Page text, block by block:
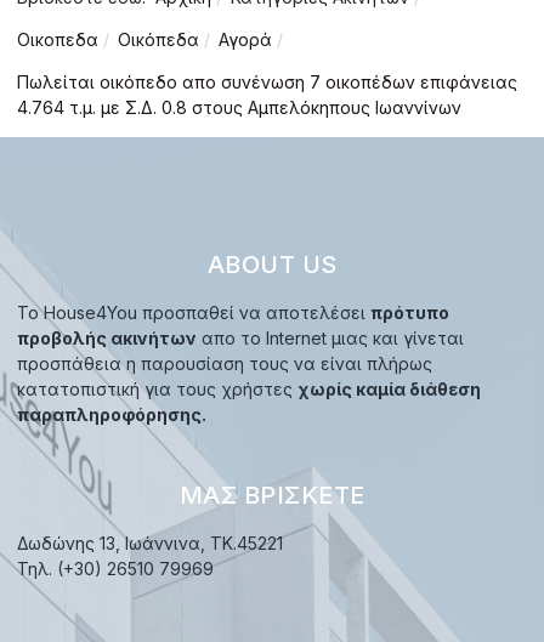
Οικοπεδα Οικόπεδα Αγορά
Πωλείται οικόπεδο απο συνένωση 7 οικοπέδων επιφάνειας
4.764 τ.μ. με Σ.Δ. 0.8 στους Αμπελόκηπους Ιωαννίνων
ABOUT US
Το House4You προσπαθεί να αποτελέσει πρότυπο
προβολής ακινήτων απο το Internet μιας και γίνεται
προσπάθεια η παρουσίαση τους να είναι πλήρως
κατατοπιστική για τους χρήστες χωρίς καμία διάθεση
παραπληροφόρησης.
ΜΑΣ ΒΡΊΣΚΕΤΕ
Δωδώνης 13, Ιωάννινα, TK.45221
Τηλ. (+30) 26510 79969